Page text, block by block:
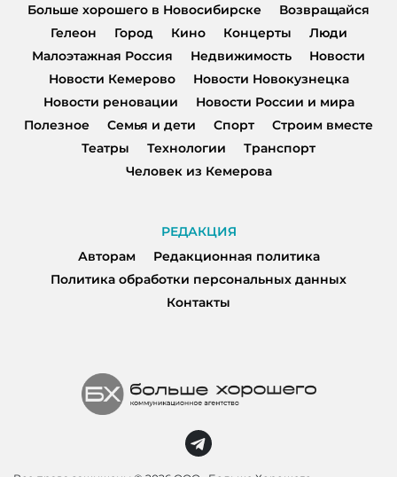
Больше хорошего в Новосибирске
Возвращайся
Гелеон
Город Кино Концерты
Люди
Малоэтажная Россия
Недвижимость
Новости
Новости Кемерово
Новости Новокузнецка
Новости реновации
Новости России и мира
Полезное
Семья и дети Спорт
Строим вместе
Театры
Технологии
Транспорт
Человек из Кемерова
РЕДАКЦИЯ
Авторам
Редакционная политика
Политика обработки персональных данных
Контакты